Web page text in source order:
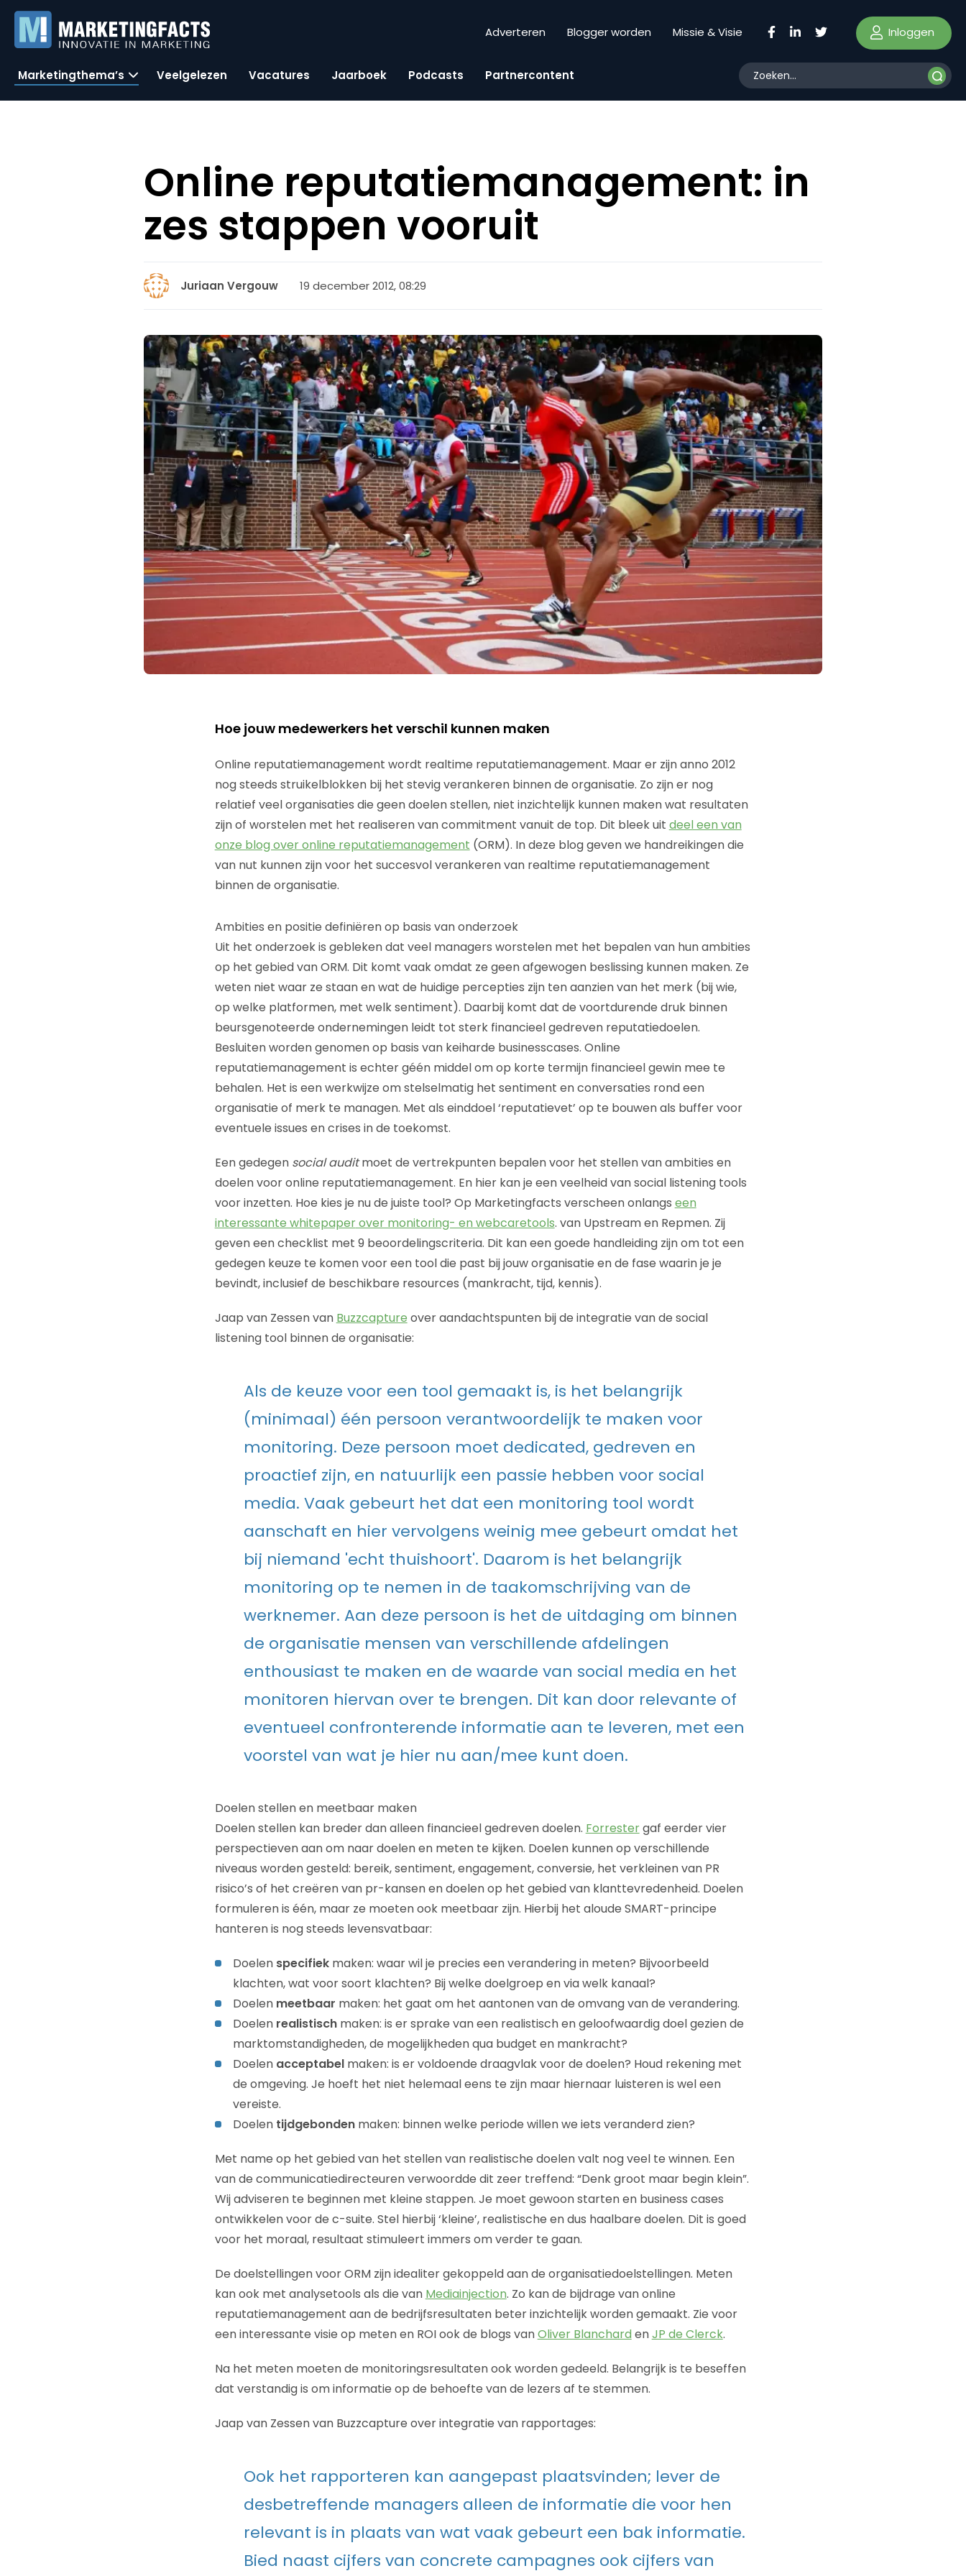
Adverteren Blogger worden Missie & Visie Inloggen
Marketingthema’s Veelgelezen Vacatures Jaarboek Podcasts Partnercontent
Online reputatiemanagement: in
zes stappen vooruit
Juriaan Vergouw 19 december 2012, 08:29
Hoe jouw medewerkers het verschil kunnen maken
Online reputatiemanagement wordt realtime reputatiemanagement. Maar er zijn anno 2012
nog steeds struikelblokken bij het stevig verankeren binnen de organisatie. Zo zijn er nog
relatief veel organisaties die geen doelen stellen, niet inzichtelijk kunnen maken wat resultaten
zijn of worstelen met het realiseren van commitment vanuit de top. Dit bleek uit deel een van
onze blog over online reputatiemanagement (ORM). In deze blog geven we handreikingen die
van nut kunnen zijn voor het succesvol verankeren van realtime reputatiemanagement
binnen de organisatie.
Ambities en positie definiëren op basis van onderzoek
Uit het onderzoek is gebleken dat veel managers worstelen met het bepalen van hun ambities
op het gebied van ORM. Dit komt vaak omdat ze geen afgewogen beslissing kunnen maken. Ze
weten niet waar ze staan en wat de huidige percepties zijn ten aanzien van het merk (bij wie,
op welke platformen, met welk sentiment). Daarbij komt dat de voortdurende druk binnen
beursgenoteerde ondernemingen leidt tot sterk financieel gedreven reputatiedoelen.
Besluiten worden genomen op basis van keiharde businesscases. Online
reputatiemanagement is echter géén middel om op korte termijn financieel gewin mee te
behalen. Het is een werkwijze om stelselmatig het sentiment en conversaties rond een
organisatie of merk te managen. Met als einddoel ‘reputatievet’ op te bouwen als buffer voor
eventuele issues en crises in de toekomst.
Een gedegen social auditmoet de vertrekpunten bepalen voor het stellen van ambities en
doelen voor online reputatiemanagement. En hier kan je een veelheid van social listening tools
voor inzetten. Hoe kies je nu de juiste tool? Op Marketingfacts verscheen onlangs een
interessante whitepaperover monitoring- en webcaretools. van Upstream en Repmen. Zij
geven een checklist met 9 beoordelingscriteria. Dit kan een goede handleiding zijn om tot een
gedegen keuze te komen voor een tool die past bij jouw organisatie en de fase waarin je je
bevindt, inclusief de beschikbare resources (mankracht, tijd, kennis).
Jaap van Zessen van Buzzcapture over aandachtspunten bij de integratie van de social
listening tool binnen de organisatie:
Als de keuze voor een tool gemaakt is, is het belangrijk
(minimaal) één persoon verantwoordelijk te maken voor
monitoring. Deze persoon moet dedicated, gedreven en
proactief zijn, en natuurlijk een passie hebben voor social
media. Vaak gebeurt het dat een monitoring tool wordt
aanschaft en hier vervolgens weinig mee gebeurt omdat het
bij niemand 'echt thuishoort'. Daarom is het belangrijk
monitoring op te nemen in de taakomschrijving van de
werknemer. Aan deze persoon is het de uitdaging om binnen
de organisatie mensen van verschillende afdelingen
enthousiast te maken en de waarde van social media en het
monitoren hiervan over te brengen. Dit kan door relevante of
eventueel confronterende informatie aan te leveren, met een
voorstel van wat je hier nu aan/mee kunt doen.
Doelen stellen en meetbaar maken
Doelen stellen kan breder dan alleen financieel gedreven doelen. Forrestergaf eerder vier
perspectieven aan om naar doelen en meten te kijken. Doelen kunnen op verschillende
niveaus worden gesteld: bereik, sentiment, engagement, conversie, het verkleinen van PR
risico’s of het creëren van pr-kansen en doelen op het gebied van klanttevredenheid. Doelen
formuleren is één, maar ze moeten ook meetbaar zijn. Hierbij het aloude SMART-principe
hanteren is nog steeds levensvatbaar:
Doelen specifiekmaken: waar wil je precies een verandering in meten? Bijvoorbeeld
klachten, wat voor soort klachten? Bij welke doelgroep en via welk kanaal?
Doelen meetbaar maken: het gaat om het aantonen van de omvang van de verandering.
Doelen realistischmaken: is er sprake van een realistisch en geloofwaardig doel gezien de
marktomstandigheden, de mogelijkheden qua budget en mankracht?
Doelen acceptabelmaken: is er voldoende draagvlak voor de doelen? Houd rekening met
de omgeving. Je hoeft het niet helemaal eens te zijn maar hiernaar luisteren is wel een
vereiste.
Doelen tijdgebondenmaken: binnen welke periode willen we iets veranderd zien?
Met name op het gebied van het stellen van realistische doelen valt nog veel te winnen. Een
van de communicatiedirecteuren verwoordde dit zeer treffend: “Denk groot maar begin klein”.
Wij adviseren te beginnen met kleine stappen. Je moet gewoon starten en business cases
ontwikkelen voor de c-suite. Stel hierbij ‘kleine’, realistische en dus haalbare doelen. Dit is goed
voor het moraal, resultaat stimuleert immers om verder te gaan.
De doelstellingen voor ORM zijn idealiter gekoppeld aan de organisatiedoelstellingen. Meten
kan ook met analysetools als die van Mediainjection. Zo kan de bijdrage van online
reputatiemanagement aan de bedrijfsresultaten beter inzichtelijk worden gemaakt. Zie voor
een interessante visie op meten en ROI ook de blogs vanOliver Blanchard enJP de Clerck.
Na het meten moeten de monitoringsresultaten ook worden gedeeld. Belangrijk is te beseffen
dat verstandig is om informatie op de behoefte van de lezers af te stemmen.
Jaap van Zessen van Buzzcapture over integratie van rapportages:
Ook het rapporteren kan aangepast plaatsvinden; lever de
desbetreffende managers alleen de informatie die voor hen
relevant is in plaats van wat vaak gebeurt een bak informatie.
Bied naast cijfers van concrete campagnes ook cijfers van